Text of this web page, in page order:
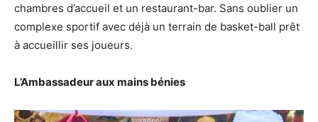
chambres d’accueil et un restaurant-bar. Sans oublier un
complexe sportif avec déjà un terrain de basket-ball prêt
à accueillir ses joueurs.
L’Ambassadeur aux mains bénies